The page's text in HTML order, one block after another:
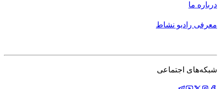
درباره ما
معرفی رادیو نشاط
شبکه‌های اجتماعی